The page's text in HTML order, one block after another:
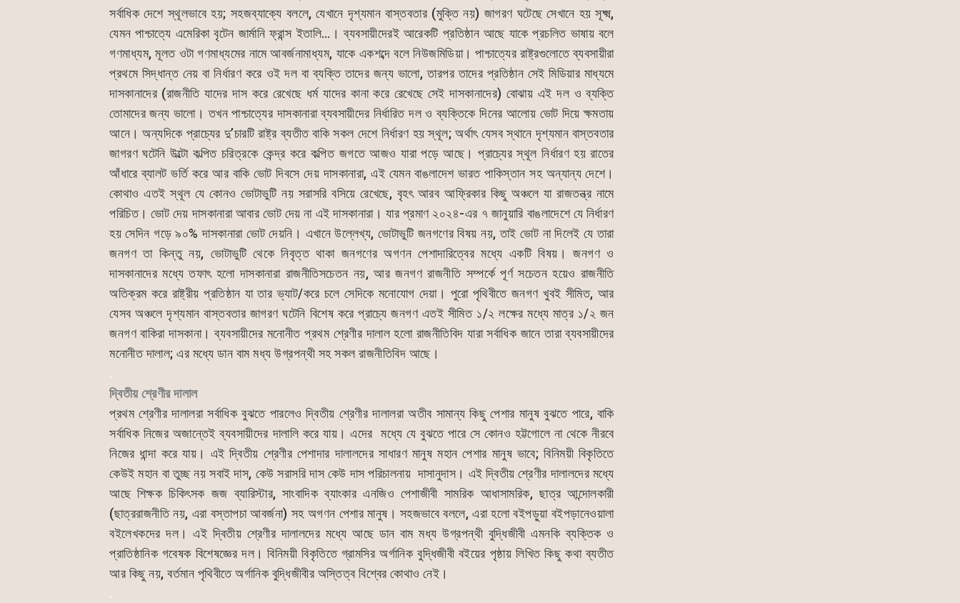
সর্বাধিক দেশে স্থূলভাবে হয়; সহজব্যাক্যে বললে, যেখানে দৃশ্যমান বাস্তবতার (মুক্তি নয়) জাগরণ ঘটেছে সেখানে হয় সূক্ষ্ম,
যেমন পাশ্চাত্যে এমেরিকা বৃটেন জার্মানি ফ্রান্স ইতালি…। ব্যবসায়ীদেরই আরেকটি প্রতিষ্ঠান আছে যাকে প্রচলিত ভাষায় বলে
গণমাধ্যম, মূলত ওটা গণমাধ্যমের নামে আবর্জনামাধ্যম, যাকে একশব্দে বলে নিউজমিডিয়া। পাশ্চাত্যের রাষ্ট্রগুলোতে ব্যবসায়ীরা
প্রথমে সিদ্ধান্ত নেয় বা নির্ধারণ করে ওই দল বা ব্যক্তি তাদের জন্য ভালো, তারপর তাদের প্রতিষ্ঠান সেই মিডিয়ার মাধ্যমে
দাসকানাদের (রাজনীতি যাদের দাস করে রেখেছে ধর্ম যাদের কানা করে রেখেছে সেই দাসকানাদের) বোঝায় এই দল ও ব্যক্তি
তোমাদের জন্য ভালো। তখন পাশ্চাত্যের দাসকানারা ব্যবসায়ীদের নির্ধারিত দল ও ব্যক্তিকে দিনের আলোয় ভোট দিয়ে ক্ষমতায়
আনে। অন্যদিকে প্রাচ্যের দু’চারটি রাষ্ট্র ব্যতীত বাকি সকল দেশে নির্ধারণ হয় স্থূল; অর্থাৎ যেসব স্থানে দৃশ্যমান বাস্তবতার
জাগরণ ঘটেনি উল্টো কল্পিত চরিত্রকে কেন্দ্র করে কল্পিত জগতে আজও যারা পড়ে আছে। প্রাচ্যের স্থূল নির্ধারণ হয় রাতের
আঁধারে ব্যালট ভর্তি করে আর বাকি ভোট দিবসে দেয় দাসকানারা, এই যেমন বাঙলাদেশ ভারত পাকিস্তান সহ অন্যান্য দেশে।
কোথাও এতই স্থূল যে কোনও ভোটাভুটি নয় সরাসরি বসিয়ে রেখেছে, বৃহৎ আরব আফ্রিকার কিছু অঞ্চলে যা রাজতন্ত্র নামে
পরিচিত। ভোট দেয় দাসকানারা আবার ভোট দেয় না এই দাসকানারা। যার প্রমাণ ২০২৪-এর ৭ জানুয়ারি বাঙলাদেশে যে নির্ধারণ
হয় সেদিন গড়ে ৯০% দাসকানারা ভোট দেয়নি। এখানে উল্লেখ্য, ভোটাভুটি জনগণের বিষয় নয়, তাই ভোট না দিলেই যে তারা
জনগণ তা কিন্তু নয়, ভোটাভুটি থেকে নিবৃত্ত থাকা জনগণের অগণন পেশাদারিত্বের মধ্যে একটি বিষয়। জনগণ ও
দাসকানাদের মধ্যে তফাৎ হলো দাসকানারা রাজনীতিসচেতন নয়, আর জনগণ রাজনীতি সম্পর্কে পূর্ণ সচেতন হয়েও রাজনীতি
অতিক্রম করে রাষ্ট্রীয় প্রতিষ্ঠান যা তার ভ্যাট/করে চলে সেদিকে মনোযোগ দেয়া। পুরো পৃথিবীতে জনগণ খুবই সীমিত, আর
যেসব অঞ্চলে দৃশ্যমান বাস্তবতার জাগরণ ঘটেনি বিশেষ করে প্রাচ্যে জনগণ এতই সীমিত ১/২ লক্ষের মধ্যে মাত্র ১/২ জন
জনগণ বাকিরা দাসকানা। ব্যবসায়ীদের মনোনীত প্রথম শ্রেণীর দালাল হলো রাজনীতিবিদ যারা সর্বাধিক জানে তারা ব্যবসায়ীদের
মনোনীত দালাল; এর মধ্যে ডান বাম মধ্য উগ্রপন্থী সহ সকল রাজনীতিবিদ আছে।
.
দ্বিতীয় শ্রেণীর দালাল
প্রথম শ্রেণীর দালালরা সর্বাধিক বুঝতে পারলেও দ্বিতীয় শ্রেণীর দালালরা অতীব সামান্য কিছু পেশার মানুষ বুঝতে পারে, বাকি
সর্বাধিক নিজের অজান্তেই ব্যবসায়ীদের দালালি করে যায়। এদের মধ্যে যে বুঝতে পারে সে কোনও হট্টগোলে না থেকে নীরবে
নিজের ধান্দা করে যায়। এই দ্বিতীয় শ্রেণীর পেশাদার দালালদের সাধারণ মানুষ মহান পেশার মানুষ ভাবে; বিনিময়ী বিকৃতিতে
কেউই মহান বা তুচ্ছ নয় সবাই দাস, কেউ সরাসরি দাস কেউ দাস পরিচালনায় দাসানুদাস। এই দ্বিতীয় শ্রেণীর দালালদের মধ্যে
আছে শিক্ষক চিকিৎসক জজ ব্যারিস্টার, সাংবাদিক ব্যাংকার এনজিও পেশাজীবী সামরিক আধাসামরিক, ছাত্র আন্দোলকারী
(ছাত্ররাজনীতি নয়, এরা বস্তাপচা আবর্জনা) সহ অগণন পেশার মানুষ। সহজভাবে বললে, এরা হলো বইপড়ুয়া বইপড়ানেওয়ালা
বইলেখকদের দল। এই দ্বিতীয় শ্রেণীর দালালদের মধ্যে আছে ডান বাম মধ্য উগ্রপন্থী বুদ্ধিজীবী এমনকি ব্যক্তিক ও
প্রাতিষ্ঠানিক গবেষক বিশেষজ্ঞের দল। বিনিময়ী বিকৃতিতে গ্রামসির অর্গানিক বুদ্ধিজীবী বইয়ের পৃষ্ঠায় লিখিত কিছু কথা ব্যতীত
আর কিছু নয়, বর্তমান পৃথিবীতে অর্গানিক বুদ্ধিজীবীর অস্তিত্ব বিশ্বের কোথাও নেই।
.